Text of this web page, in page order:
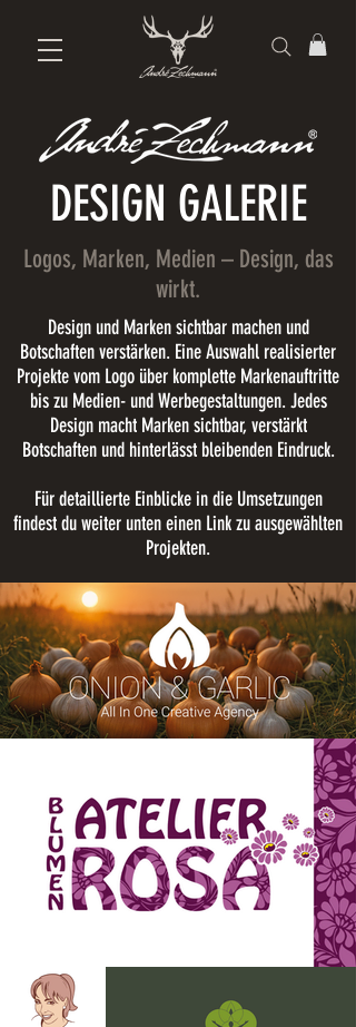
DESIGN GALERIE
Logos, Marken, Medien – Design, das
wirkt.
Design und Marken sichtbar machen und
Botschaften verstärken. Eine Auswahl realisierter
Projekte vom Logo über komplette Markenauftritte
bis zu Medien- und Werbegestaltungen. Jedes
Design macht Marken sichtbar, verstärkt
Botschaften und hinterlässt bleibenden Eindruck.
Für detaillierte Einblicke in die Umsetzungen
findest du weiter unten einen Link zu ausgewählten
Projekten.